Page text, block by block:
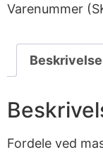
Varenummer
Beskrivelse
Fordele ved